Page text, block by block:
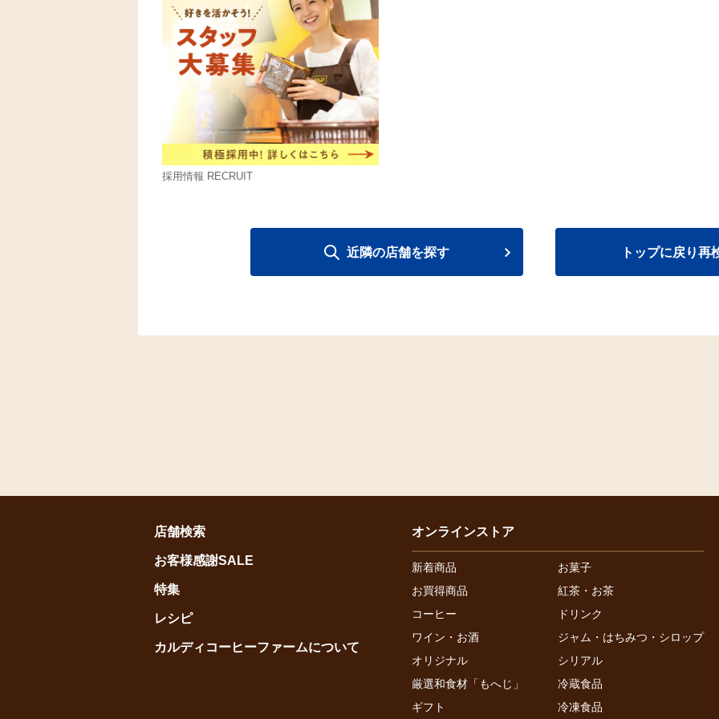
採用情報 RECRUIT
トップに戻り再
近隣の店舗を探す
店舗検索
お客様感謝SALE
特集
レシピ
カルディコーヒーファームについて
オンラインストア
新着商品
お菓子
お買得商品
紅茶・お茶
コーヒー
ドリンク
ワイン・お酒
ジャム・はちみつ・シロップ
オリジナル
シリアル
厳選和食材「もへじ」
冷蔵食品
ギフト
冷凍食品